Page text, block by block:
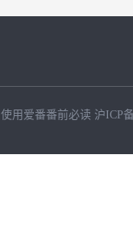
使用爱番番前必读 沪ICP